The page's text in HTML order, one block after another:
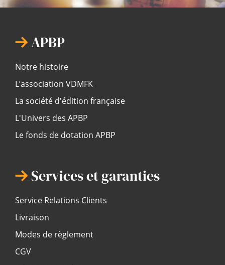
APBP
Notre histoire
L’association VDMFK
La société d'édition française
L'Univers des APBP
Le fonds de dotation APBP
Services et garanties
Service Relations Clients
Livraison
Modes de règlement
CGV